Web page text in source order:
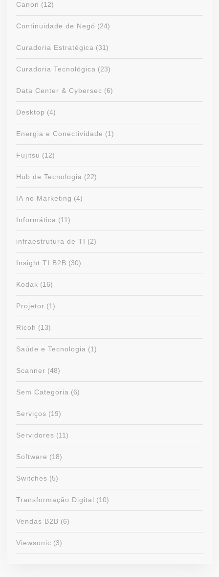
Canon (12)
Continuidade de Negó (24)
Curadoria Estratégica (31)
Curadoria Tecnológica (23)
Data Center & Cybersec (6)
Desktop (4)
Energia e Conectividade (1)
Fujitsu (12)
Hub de Tecnologia (22)
IA no Marketing (4)
Informática (11)
infraestrutura de TI (2)
Insight TI B2B (30)
Kodak (16)
Projetor (1)
Ricoh (13)
Saúde e Tecnologia (1)
Scanner (48)
Sem Categoria (6)
Serviços (19)
Servidores (11)
Software (18)
Switches (5)
Transformação Digital (10)
Vendas B2B (6)
Viewsonic (3)